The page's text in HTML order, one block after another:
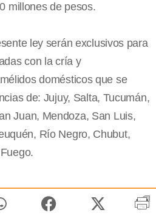
millones de pesos.
ley serán exclusivos para
con la cría y
domésticos que se
de: Jujuy, Salta, Tucumán,
Juan, Mendoza, San Luis,
Río Negro, Chubut,